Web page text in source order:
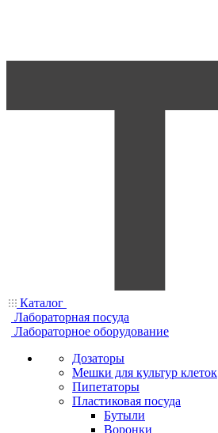
Каталог
Лабораторная посуда
Лабораторное оборудование
Дозаторы
Мешки для культур клеток
Пипетаторы
Пластиковая посуда
Бутыли
Воронки